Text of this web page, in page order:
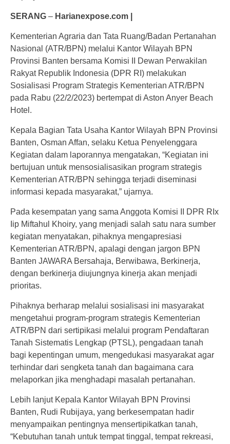
SERANG – Harianexpose.com |
Kementerian Agraria dan Tata Ruang/Badan Pertanahan
Nasional (ATR/BPN) melalui Kantor Wilayah BPN
Provinsi Banten bersama Komisi II Dewan Perwakilan
Rakyat Republik Indonesia (DPR RI) melakukan
Sosialisasi Program Strategis Kementerian ATR/BPN
pada Rabu (22/2/2023) bertempat di Aston Anyer Beach
Hotel.
Kepala Bagian Tata Usaha Kantor Wilayah BPN Provinsi
Banten, Osman Affan, selaku Ketua Penyelenggara
Kegiatan dalam laporannya mengatakan, “Kegiatan ini
bertujuan untuk mensosialisasikan program strategis
Kementerian ATR/BPN sehingga terjadi diseminasi
informasi kepada masyarakat,” ujarnya.
Pada kesempatan yang sama Anggota Komisi II DPR RIx
Iip Miftahul Khoiry, yang menjadi salah satu nara sumber
kegiatan menyatakan, pihaknya mengapresiasi
Kementerian ATR/BPN, apalagi dengan jargon BPN
Banten JAWARA Bersahaja, Berwibawa, Berkinerja,
dengan berkinerja diujungnya kinerja akan menjadi
prioritas.
Pihaknya berharap melalui sosialisasi ini masyarakat
mengetahui program-program strategis Kementerian
ATR/BPN dari sertipikasi melalui program Pendaftaran
Tanah Sistematis Lengkap (PTSL), pengadaan tanah
bagi kepentingan umum, mengedukasi masyarakat agar
terhindar dari sengketa tanah dan bagaimana cara
melaporkan jika menghadapi masalah pertanahan.
Lebih lanjut Kepala Kantor Wilayah BPN Provinsi
Banten, Rudi Rubijaya, yang berkesempatan hadir
menyampaikan pentingnya mensertipikatkan tanah,
“Kebutuhan tanah untuk tempat tinggal, tempat rekreasi,